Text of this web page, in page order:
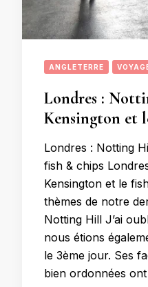
ANGLETERRE
Londres :
Kensington et
Londres : Notting
fish & chips
Kensington et le
thèmes de notre
Notting Hill J’ai
nous étions
le 3ème jour. Ses
bien ordonnées